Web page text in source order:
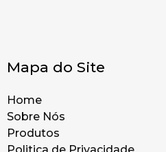
Mapa do Site
Home
Sobre Nós
Produtos